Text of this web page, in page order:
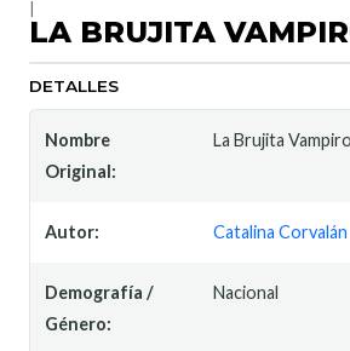
LA BRUJITA
DETALLES
Nombre
Original:
La Brujita Vampiro
Autor: Catalina Corvalán
Demografía /
Género:
Nacional